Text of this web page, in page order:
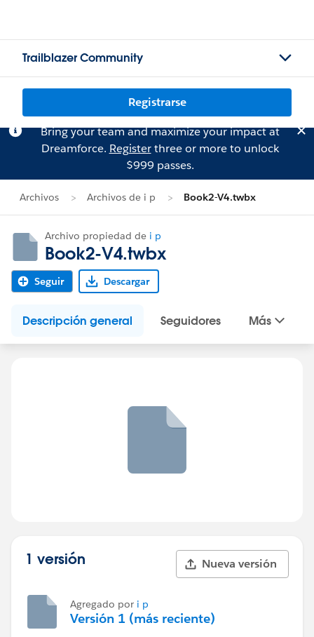
Trailblazer Community
Registrarse
Bring your team and maximize your impact at
Dreamforce. Registerthree or more to unlock
$999 passes.
Archivos Archivos de i p Book2-V4.twbx
Archivo propiedad de i p
Book2-V4.twbx
Seguir Descargar
Descripción general Seguidores Más
1 versión Nueva versión
Agregado por i p
Versión 1 (más reciente)